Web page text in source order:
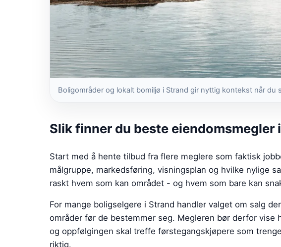
Boligområder og lokalt bomiljø i Strand gir nyttig kontekst når du
Slik finner du beste eiendomsmegler
Start med å hente tilbud fra flere meglere som faktisk
målgruppe, markedsføring, visningsplan og hvilke nylige
raskt hvem som kan området - og hvem som bare kan
For mange boligselgere i Strand handler valget om salg
områder før de bestemmer seg. Megleren bør derfor vise
og oppfølgingen skal treffe førstegangskjøpere som
riktig.